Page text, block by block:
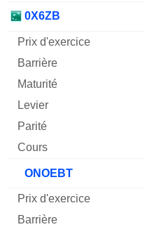
0X6ZB
ONOEBT